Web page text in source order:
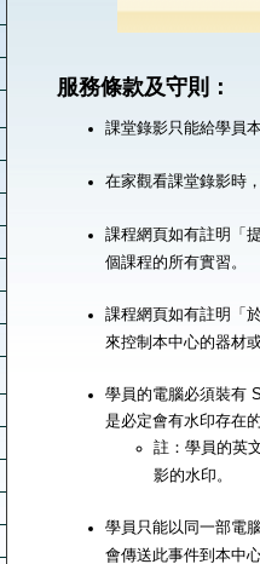
服務條款及守則：
課堂錄影只能給學員
在家觀看課堂錄影時
課程網頁如有註明「
個課程的所有實習。
課程網頁如有註明「
來控制本中心的器材
學員的電腦必須裝有
是必定會有水印存在
註：學員的英
影的水印。
學員只能以同一部電
會傳送此事件到本中